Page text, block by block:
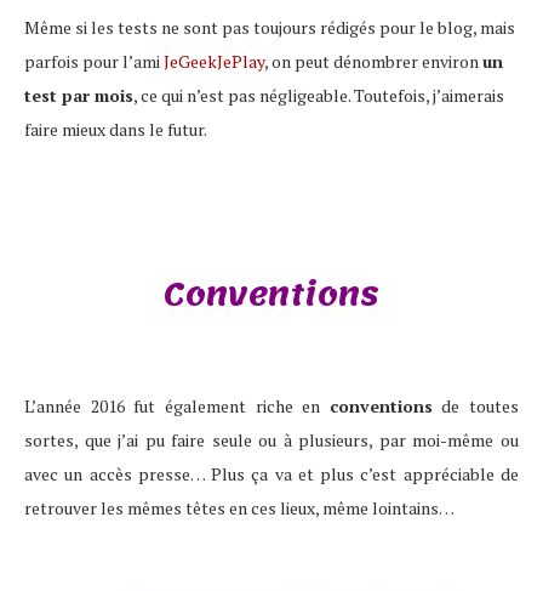
Même si les tests ne sont pas toujours rédigés pour le blog, mais
parfois pour l’ami JeGeekJePlay, on peut dénombrer environ un
test par mois, ce qui n’est pas négligeable. Toutefois, j’aimerais
faire mieux dans le futur.
Conventions
L’année 2016 fut également riche en conventions de toutes
sortes, que j’ai pu faire seule ou à plusieurs, par moi-même ou
avec un accès presse… Plus ça va et plus c’est appréciable de
retrouver les mêmes têtes en ces lieux, même lointains…